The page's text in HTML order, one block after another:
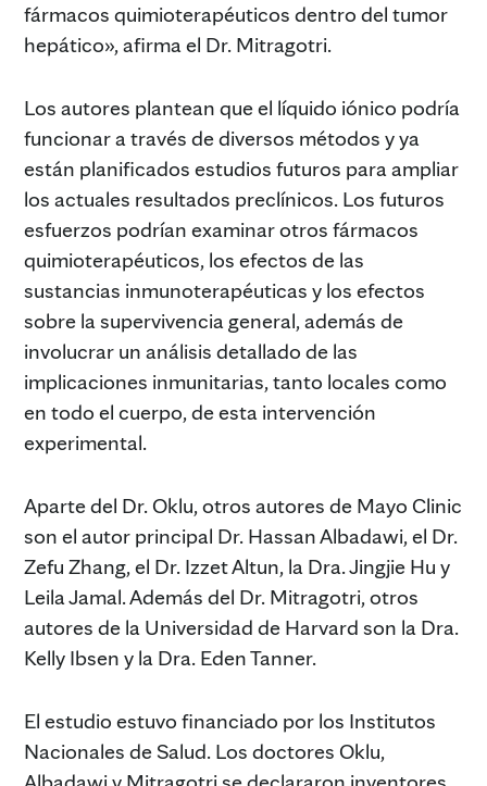
fármacos quimioterapéuticos dentro del tumor
hepático», afirma el Dr. Mitragotri.
Los autores plantean que el líquido iónico podría
funcionar a través de diversos métodos y ya
están planificados estudios futuros para ampliar
los actuales resultados preclínicos. Los futuros
esfuerzos podrían examinar otros fármacos
quimioterapéuticos, los efectos de las
sustancias inmunoterapéuticas y los efectos
sobre la supervivencia general, además de
involucrar un análisis detallado de las
implicaciones inmunitarias, tanto locales como
en todo el cuerpo, de esta intervención
experimental.
Aparte del Dr. Oklu, otros autores de Mayo Clinic
son el autor principal Dr. Hassan Albadawi, el Dr.
Zefu Zhang, el Dr. Izzet Altun, la Dra. Jingjie Hu y
Leila Jamal. Además del Dr. Mitragotri, otros
autores de la Universidad de Harvard son la Dra.
Kelly Ibsen y la Dra. Eden Tanner.
El estudio estuvo financiado por los Institutos
Nacionales de Salud. Los doctores Oklu,